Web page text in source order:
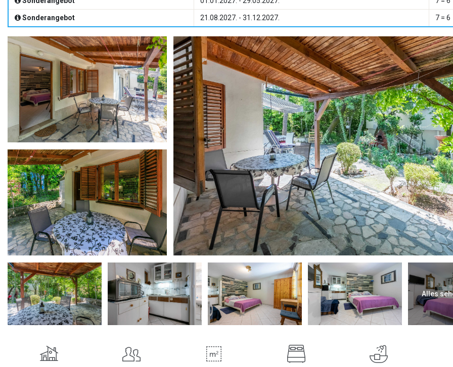
Sonderangebot 21.08.2027. - 31.12.2027. 7 = 6
Alles